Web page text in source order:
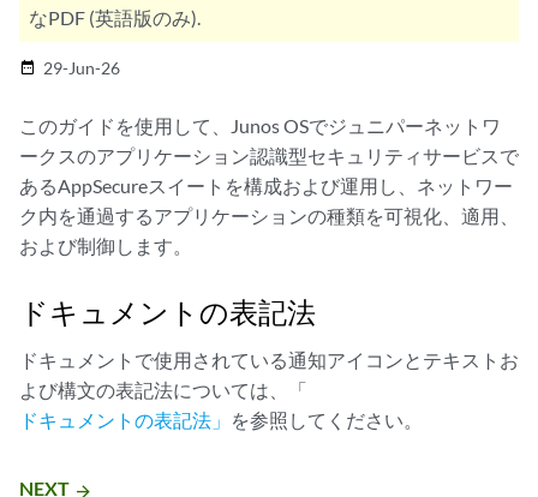
なPDF (英語版のみ).
date_range 29-Jun-26
このガイドを使用して、Junos OSでジュニパーネットワ
ークスのアプリケーション認識型セキュリティサービスで
あるAppSecureスイートを構成および運用し、ネットワー
ク内を通過するアプリケーションの種類を可視化、適用、
および制御します。
ドキュメントの表記法
ドキュメントで使用されている通知アイコンとテキストお
よび構文の表記法については、「
ドキュメントの表記法」 を参照してください。
NEXT arrow_forward